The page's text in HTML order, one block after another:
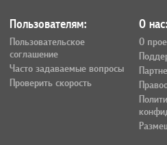
Пользователям:
Пользовательское
соглашение
Часто задаваемые вопросы
Проверить скорость
О
О